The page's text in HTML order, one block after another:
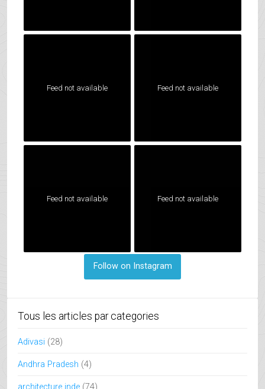
Feed not available Feed not available
Feed not available Feed not available
Follow on Instagram
Tous les articles par categories
Adivasi (28)
Andhra Pradesh (4)
architecture inde (74)